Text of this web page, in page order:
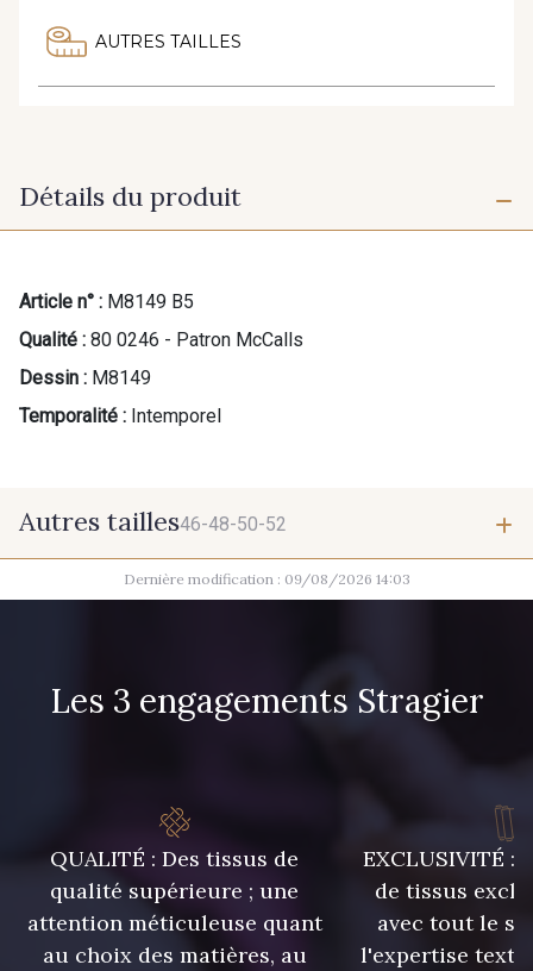
AUTRES TAILLES
Détails du produit
Article n° : M8149 B5
Qualité : 80 0246 - Patron McCalls
Dessin : M8149
Temporalité : Intemporel
Autres tailles46-48-50-52
46-48-50-52
Dernière modification : 09/08/2026 14:03
Les 3 engagements Stragier
QUALITÉ : Des tissus de
qualité supérieure ; une
attention méticuleuse quant
au choix des matières, au
EXCLUSIVITÉ :
de tissus
avec tout le
l'expertise